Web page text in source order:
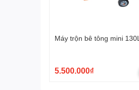
Máy trộn bê tông mini 130L
5.500.000₫